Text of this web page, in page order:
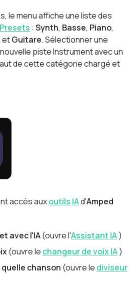
le menu affiche une liste des
: Synth, Basse, Piano,
etGuitare. Sélectionner une
piste Instrument avec un
de cette catégorie chargé et
accès auxoutils IAd'Amped
avec l'IA(ouvre l'Assistant IA)
(ouvre le changeur de voix IA)
chanson (ouvre le diviseur